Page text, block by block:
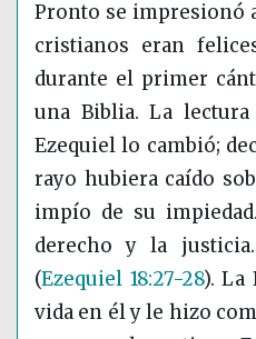
Pronto se impresionó
cristianos eran
durante el primer
una Biblia. La
Ezequiel lo cambió;
rayo hubiera caído
impío de su
derecho y la
(Ezequiel 18:27-28). La
vida en él y le hizo